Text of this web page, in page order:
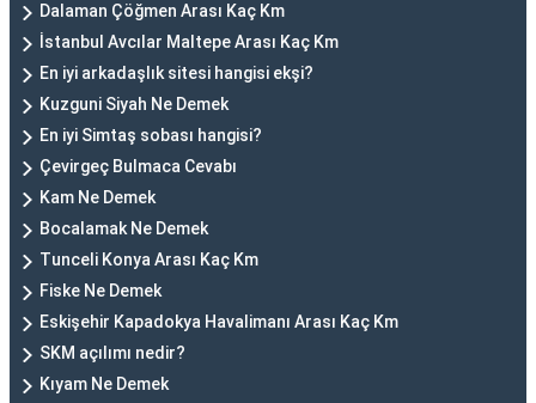
Dalaman Çöğmen Arası Kaç Km
İstanbul Avcılar Maltepe Arası Kaç Km
En iyi arkadaşlık sitesi hangisi ekşi?
Kuzguni Siyah Ne Demek
En iyi Simtaş sobası hangisi?
Çevirgeç Bulmaca Cevabı
Kam Ne Demek
Bocalamak Ne Demek
Tunceli Konya Arası Kaç Km
Fiske Ne Demek
Eskişehir Kapadokya Havalimanı Arası Kaç Km
SKM açılımı nedir?
Kıyam Ne Demek